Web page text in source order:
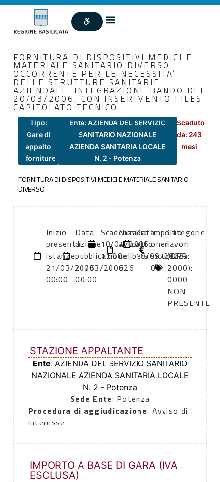
FORNITURA DI DISPOSITIVI MEDICI E
MATERIALE SANITARIO DIVERSO
OCCORRENTE PER LE NECESSITA’
DELLE STRUTTURE SANITARIE
AZIENDALI -INTEGRAZIONE BANDO DEL
20/03/2006, CON INSERIMENTO FILES
CAPITOLATO TECNICO-
Tipo:
Gare di
appalto
forniture
Ente: AZIENDA DEL SERVIZIO
SANITARIO NAZIONALE
AZIENDA SANITARIA LOCALE
N. 2 - Potenza
Scaduto
da: 243
mesi
FORNITURA DI DISPOSITIVI MEDICI E MATERIALE SANITARIO
DIVERSO
Inizio
presentazione
istanze:
21/03/2006
00:00
Data
di
pubblicazione:
21/03/2006
00:00
Scadenza:
10/04/2006
11:00
Numero
atto:
delibera
826
Data
atto:
18/09/2003
Importo
oneri
sicurezza:
0
Categorie
lavori
(DPR
2000):
0000 -
NON
PRESENTE
STAZIONE APPALTANTE
Ente: AZIENDA DEL SERVIZIO SANITARIO
NAZIONALE AZIENDA SANITARIA LOCALE
N. 2 - Potenza
Sede Ente: Potenza
Procedura di aggiudicazione: Avviso di
interesse
IMPORTO A BASE DI GARA (IVA
ESCLUSA)